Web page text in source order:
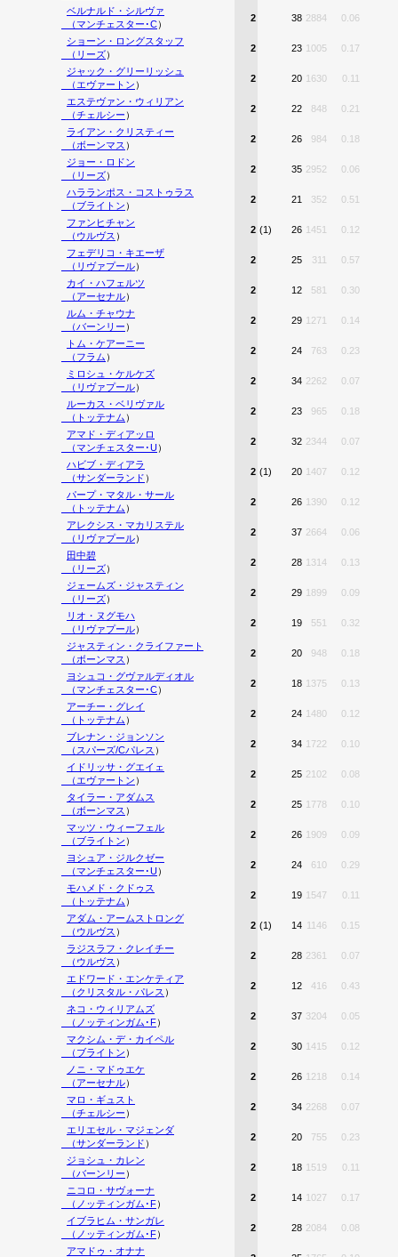
ベルナルド・シルヴァ
（マンチェスター･C）
2 38 2884 0.06
ショーン・ロングスタッフ
（ リーズ）
2 23 1005 0.17
ジャック・グリーリッシュ
（エヴァートン）
2 20 1630 0.11
エステヴァン・ウィリアン
（チェルシー）
2 22 848 0.21
ライアン・クリスティー
（ボーンマス ）
2 26 984 0.18
ジョー・ロドン
（ リーズ）
2 35 2952 0.06
ハラランポス・コストゥラス
（ブライトン）
2 21 352 0.51
ファンヒチャン
（ウルヴス ）
2 (1) 26 1451 0.12
フェデリコ・キエーザ
（ リヴァプール）
2 25 311 0.57
カイ・ハフェルツ
（アーセナル）
2 12 581 0.30
ルム・チャウナ
（バーンリー）
2 29 1271 0.14
トム・ケアーニー
（フラム）
2 24 763 0.23
ミロシュ・ケルケズ
（ リヴァプール）
2 34 2262 0.07
ルーカス・ベリヴァル
（ トッテナム）
2 23 965 0.18
アマド・ディアッロ
（マンチェスター･U）
2 32 2344 0.07
ハビブ・ディアラ
（サンダーランド）
2 (1) 20 1407 0.12
パープ・マタル・サール
（ トッテナム）
2 26 1390 0.12
アレクシス・マカリステル
（ リヴァプール）
2 37 2664 0.06
田中碧
（ リーズ）
2 28 1314 0.13
ジェームズ・ジャスティン
（ リーズ）
2 29 1899 0.09
リオ・ヌグモハ
（ リヴァプール）
2 19 551 0.32
ジャスティン・クライファート
（ボーンマス ）
2 20 948 0.18
ヨシュコ・グヴァルディオル
（マンチェスター･C）
2 18 1375 0.13
アーチー・グレイ
（ トッテナム）
2 24 1480 0.12
ブレナン・ジョンソン
（スパーズ/Cパレス ）
2 34 1722 0.10
イドリッサ・グエイェ
（エヴァートン）
2 25 2102 0.08
タイラー・アダムス
（ボーンマス ）
2 25 1778 0.10
マッツ・ウィーフェル
（ブライトン）
2 26 1909 0.09
ヨシュア・ジルクゼー
（マンチェスター･U）
2 24 610 0.29
モハメド・クドゥス
（ トッテナム）
2 19 1547 0.11
アダム・アームストロング
（ウルヴス ）
2 (1) 14 1146 0.15
ラジスラフ・クレイチー
（ウルヴス ）
2 28 2361 0.07
エドワード・エンケティア
（クリスタル・パレス ）
2 12 416 0.43
ネコ・ウィリアムズ
（ ノッティンガム･F）
2 37 3204 0.05
マクシム・デ・カイペル
（ブライトン）
2 30 1415 0.12
ノニ・マドゥエケ
（アーセナル）
2 26 1218 0.14
マロ・ギュスト
（チェルシー）
2 34 2268 0.07
エリエセル・マジェンダ
（サンダーランド）
2 20 755 0.23
ジョシュ・カレン
（バーンリー）
2 18 1519 0.11
ニコロ・サヴォーナ
（ ノッティンガム･F）
2 14 1027 0.17
イブラヒム・サンガレ
（ ノッティンガム･F）
2 28 2084 0.08
アマドゥ・オナナ